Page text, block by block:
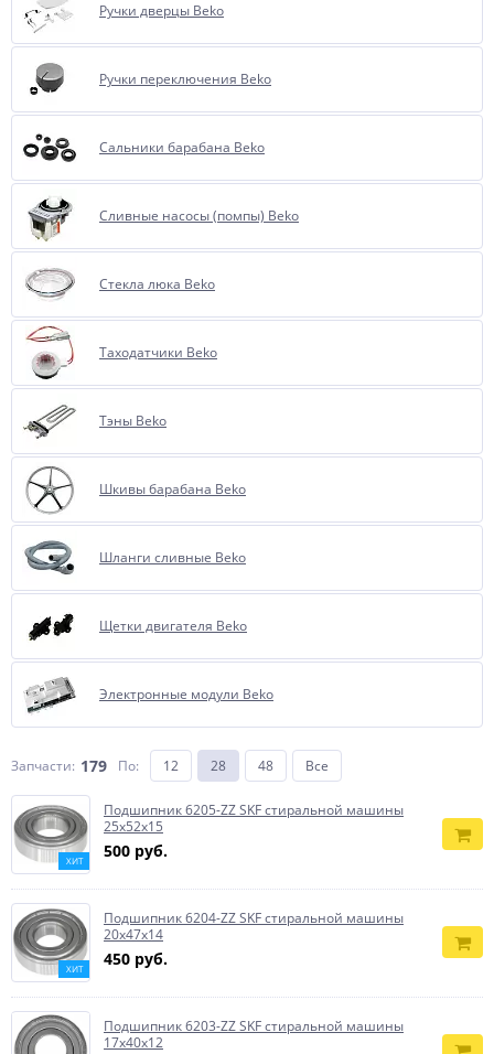
Ручки дверцы Beko
Ручки переключения Beko
Сальники барабана Beko
Сливные насосы (помпы) Beko
Стекла люка Beko
Таходатчики Beko
Тэны Beko
Шкивы барабана Beko
Шланги сливные Beko
Щетки двигателя Beko
Электронные модули Beko
Запчасти: 179 По: 12 28 48 Все
ХИТ
Подшипник 6205-ZZ SKF стиральной машины
25x52x15
500 руб.
ХИТ
Подшипник 6204-ZZ SKF стиральной машины
20x47x14
450 руб.
Подшипник 6203-ZZ SKF стиральной машины
17x40x12